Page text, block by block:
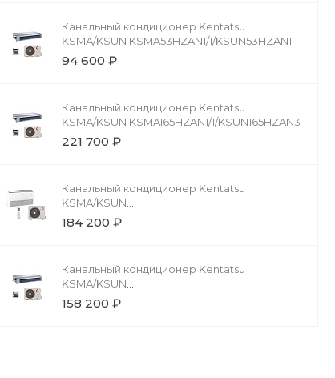
Канальный кондиционер Kentatsu
KSMA/KSUN KSMA53HZAN1/1/KSUN53HZAN1
94 600 ₽
Канальный кондиционер Kentatsu
KSMA/KSUN KSMA165HZAN1/1/KSUN165HZAN3
221 700 ₽
Канальный кондиционер Kentatsu
KSMA/KSUN
KSMA140HZAN1/1/KSUN140HZAN3
184 200 ₽
Канальный кондиционер Kentatsu
KSMA/KSUN
KSMA105HZAN1/1/KSUN105HZAN3
158 200 ₽